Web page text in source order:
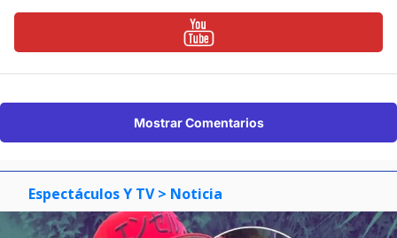
Mostrar Comentarios
Espectáculos Y TV > Noticia